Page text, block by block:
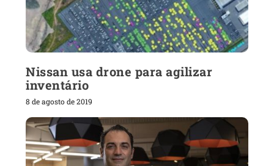
Nissan usa drone para agilizar
inventário
8 de agosto de 2019